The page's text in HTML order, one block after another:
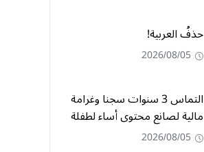
حذفُ العربية!
2026/08/05
التماس 3 سنوات سجنا وغرامة
مالية لصانع محتوى أساء لطفلة
2026/08/05